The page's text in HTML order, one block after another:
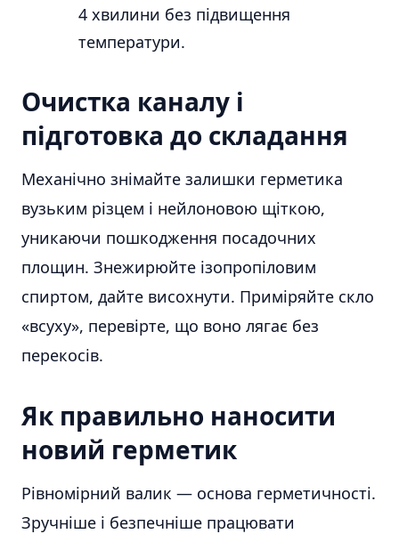
4 хвилини без підвищення
температури.
Очистка каналу і
підготовка до складання
Механічно знімайте залишки герметика
вузьким різцем і нейлоновою щіткою,
уникаючи пошкодження посадочних
площин. Знежирюйте ізопропіловим
спиртом, дайте висохнути. Приміряйте скло
«всуху», перевірте, що воно лягає без
перекосів.
Як правильно наносити
новий герметик
Рівномірний валик — основа герметичності.
Зручніше і безпечніше працювати